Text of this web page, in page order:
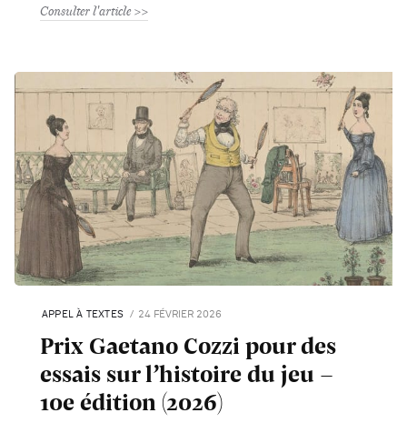
Consulter l'article
APPEL À TEXTES 24 FÉVRIER 2026
Prix Gaetano Cozzi pour des
essais sur l’histoire du jeu –
10e édition (2026)